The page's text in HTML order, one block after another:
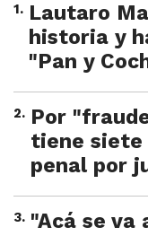
1. Lautaro
historia y
"Pan y
2. Por
tiene siete
penal por
3. "Acá se va